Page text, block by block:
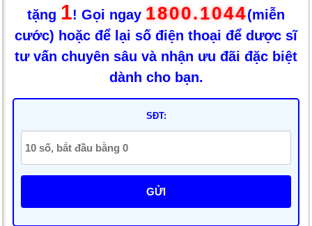
tặng 1! Gọi ngay 1800.1044(miễn
cước) hoặc để lại số điện thoại để dược sĩ
tư vấn chuyên sâu và nhận ưu đãi đặc biệt
dành cho bạn.
SĐT:
GỬI